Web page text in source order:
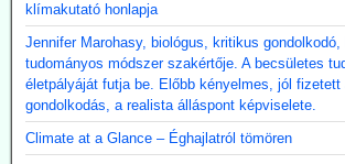
klímakutató honlapja
Jennifer Marohasy, biológus, kritikus
tudományos módszer szakértője. A becsületes
életpályáját futja be. Előbb kényelmes, jól
gondolkodás, a realista álláspont képviselete.
Climate at a Glance – Éghajlatról tömören